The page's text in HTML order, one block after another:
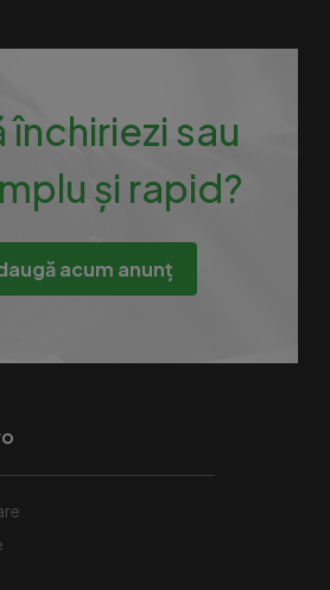
închiriezi sau
și rapid?
acum anunț